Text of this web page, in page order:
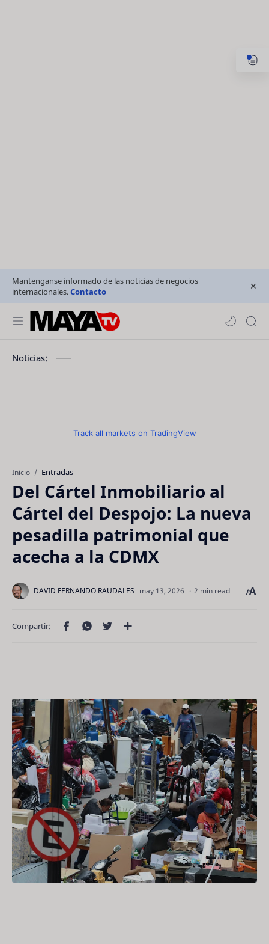
Mantenganse informado de las noticias de negocios
internacionales.Contacto
Noticias:
Track all markets on TradingView
Inicio Entradas
Del Cártel Inmobiliario al
Cártel del Despojo: La nueva
pesadilla patrimonial que
acecha a la CDMX
2 min read